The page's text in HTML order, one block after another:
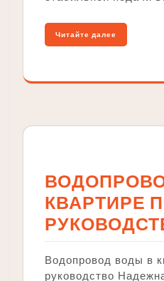
Читайте далее
КВАРТИРЕ
Водопровод воды в
руководство